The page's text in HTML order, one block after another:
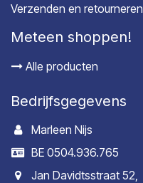
Verzenden en retourneren
Meteen shoppen!
Alle producten
Bedrijfsgegevens
Marleen Nijs
BE 0504.936.765
Jan Davidtsstraat 52,